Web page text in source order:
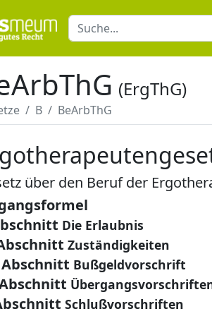
(ErgThG)
B BeArbThG
über den Beruf der
Die Erlaubnis
Zuständigkeiten
Bußgeldvorschrift
Schlußvorschriften